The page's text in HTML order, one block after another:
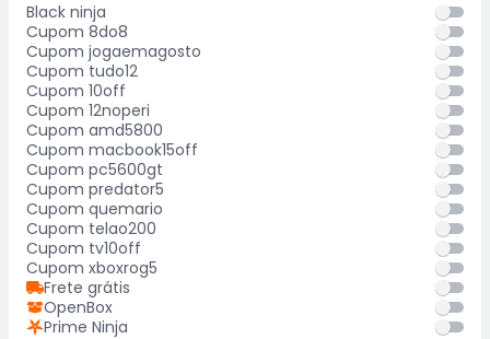
Black ninja
Cupom 8do8
Cupom jogaemagosto
Cupom tudo12
Cupom 10off
Cupom 12noperi
Cupom amd5800
Cupom macbook15off
Cupom pc5600gt
Cupom predator5
Cupom quemario
Cupom telao200
Cupom tv10off
Cupom xboxrog5
Frete grátis
OpenBox
Prime Ninja